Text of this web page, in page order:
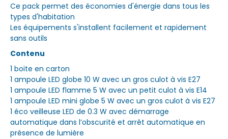
Ce pack permet des économies d'énergie dans tous les
types d'habitation
Les équipements s'installent facilement et rapidement
sans outils
Contenu
1 boite en carton
1 ampoule LED globe 10 W avec un gros culot à vis E27
1 ampoule LED flamme 5 W avec un petit culot à vis E14
1 ampoule LED mini globe 5 W avec un gros culot à vis E27
1 éco veilleuse LED de 0.3 W avec démarrage
automatique dans l’obscurité et arrêt automatique en
présence de lumière